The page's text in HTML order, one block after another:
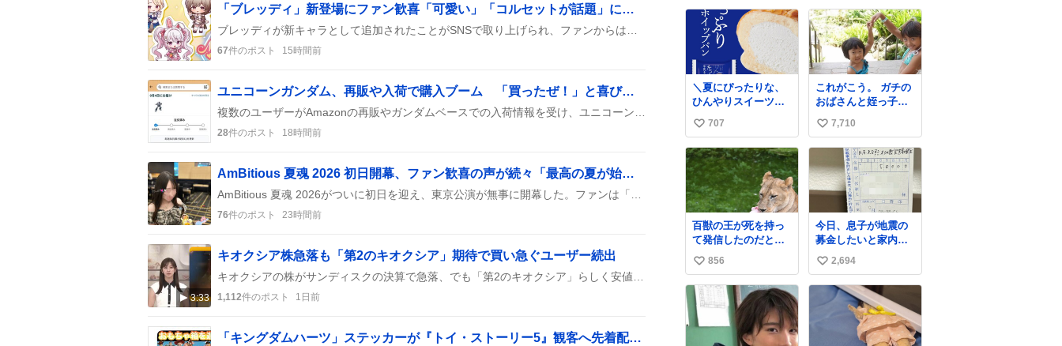
「ブレッディ」新登場にファン歓喜「可愛い」「コルセットが話題」に沸く
67件のポスト 15時間前
ユニコーンガンダム、再販や入荷で購入ブーム 「買ったぜ！」と喜びの声
28件のポスト 18時間前
AmBitious 夏魂 2026 初日開幕、ファン歓喜の声が続々「最高の夏が始まる」
76件のポスト 23時間前
3:33
キオクシア株急落も「第2のキオクシア」期待で買い急ぐユーザー続出
1,112件のポスト 1日前
「キングダムハーツ」ステッカーが『トイ・ストーリー5』観客へ先着配布、ファン歓喜の声続出
クスに所属する比江
島慎選手が下野市の
病院を訪問して交流
しました。
news.web.nhk/news
web/na/nb-…
い
ね
数
囲で1分1秒でも遅延
回復に努めておりま
す」と機長の気合い
十分！ が、フライト
は順調に進みすぎ…
「飛ばしすぎたせい
か現在奈良県上空で
の待機を命じられて
おります」 でコンソ
メスープ吹き出しそ
うになりましたw
い
ね
数
＼夏にぴったりな、
ひんやりスイーツパ
ン❄️／ しっとり生地
に牛乳入りホイップ
をたっぷり注入した
「たっぷり牛乳ホイ
ップパン」✨ ひんや
りとした口あたり
で、暑い夏でもペロ
リと食べられる美味
しさです☺️ お店のチ
ルドコーナーで探し
てくださいね！
い
い
ね
数
707
これがこう。 ガチの
おばさんと姪っ子で
す。 （身長抜かされ
ててしぬ笑） #ヤツ
ルギ12 #家族でヒロ
い
い
ね
数
7,710
百獣の王が死を持っ
て発信したのだと思
う 高温多湿が尋常で
ない日本の夏 どうか
早急に飼育の環境を
見直して 動物の命を
護ってください…と
治療中のライオンが
助かりますように す
い
い
ね
数
856
今日、息子が地震の
募金したいと家内と
郵便局に行ったみた
いです。おもちゃと
か買う選択肢もあっ
たと思うけど、自分
で貯めてた2万円を役
に立てて欲しい、み
んなも元気になって
い
い
2,694